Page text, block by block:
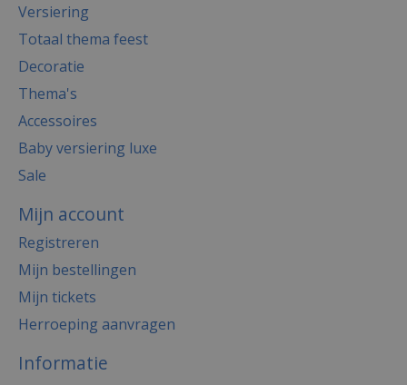
Versiering
Totaal thema feest
Decoratie
Thema's
Accessoires
Baby versiering luxe
Sale
Mijn account
Registreren
Mijn bestellingen
Mijn tickets
Herroeping aanvragen
Informatie